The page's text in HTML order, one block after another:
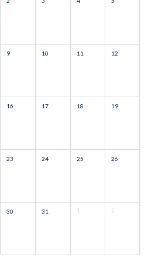
9 10 11 12
16 17 18 19
23 24 25 26
30 31 1 2